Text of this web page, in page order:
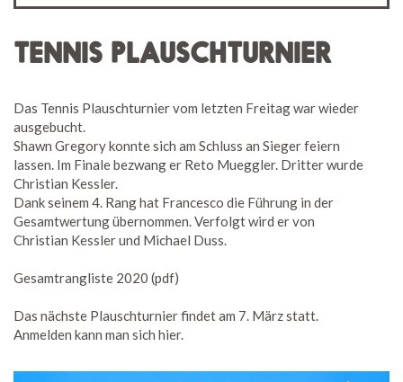
TENNIS PLAUSCHTURNIER
Das Tennis Plauschturnier vom letzten Freitag war wieder
ausgebucht.
Shawn Gregory konnte sich am Schluss an Sieger feiern
lassen. Im Finale bezwang er Reto Mueggler. Dritter wurde
Christian Kessler.
Dank seinem 4. Rang hat Francesco die Führung in der
Gesamtwertung übernommen. Verfolgt wird er von
Christian Kessler und Michael Duss.
Gesamtrangliste 2020 (pdf)
Das nächste Plauschturnier findet am 7. März statt.
Anmelden kann man sich hier.